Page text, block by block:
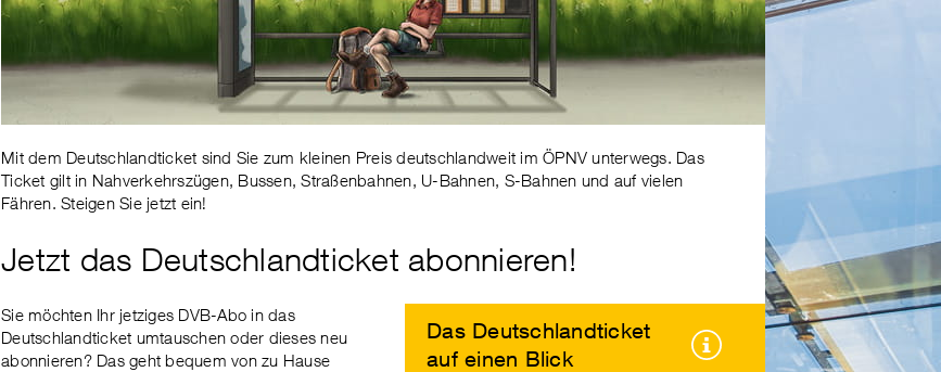
Mit dem Deutschlandticket sind Sie zum kleinen Preis deutschlandweit im ÖPNV unterwegs. Das
Ticket gilt in Nahverkehrszügen, Bussen, Straßenbahnen, U-Bahnen, S-Bahnen und auf vielen
Fähren. Steigen Sie jetzt ein!
Jetzt das Deutschlandticket abonnieren!
Das Deutschlandticket
auf einen Blick
Sie möchten Ihr jetziges DVB-Abo in das
Deutschlandticket umtauschen oder dieses neu
abonnieren? Das geht bequem von zu Hause